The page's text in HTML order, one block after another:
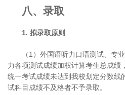
八、录取
1. 拟录取原则
（1）外国语听力口语测试、专
力各项测试成绩加权计算考生总成绩
统一考试成绩未达到我校划定分数线
试科目成绩不及格者不予录取。